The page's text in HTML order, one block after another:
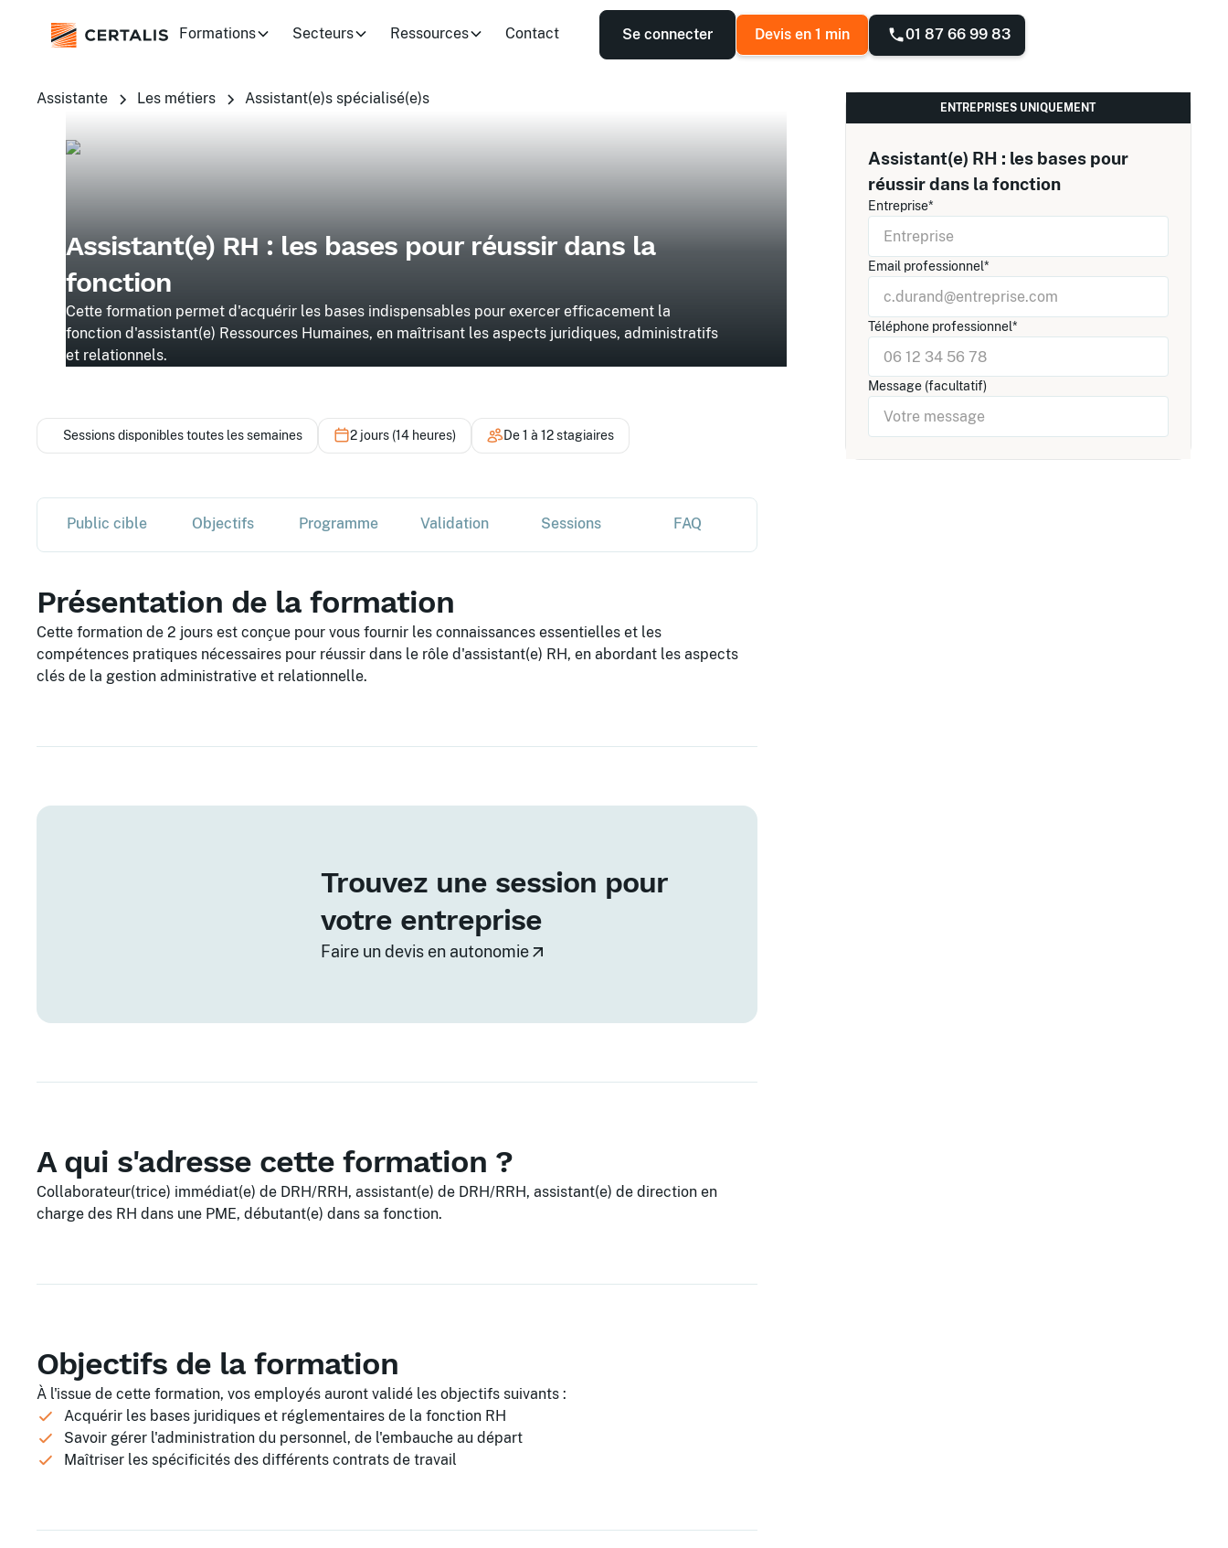
Formations Secteurs Ressources Contact Se connecter Devis en 1 min 01 87 66 99 83
Assistante Les métiers Assistant(e)s spécialisé(e)s
Assistant(e) RH : les bases pour réussir dans la
fonction
Cette formation permet d'acquérir les bases indispensables pour exercer efficacement la
fonction d'assistant(e) Ressources Humaines, en maîtrisant les aspects juridiques, administratifs
et relationnels.
Sessions disponibles toutes les semaines 2 jours (14 heures) De 1 à 12 stagiaires
Public cible Objectifs Programme Validation Sessions FAQ
Présentation de la formation
Cette formation de 2 jours est conçue pour vous fournir les connaissances essentielles et les
compétences pratiques nécessaires pour réussir dans le rôle d'assistant(e) RH, en abordant les aspects
clés de la gestion administrative et relationnelle.
Trouvez une session pour
votre entreprise
Faire un devis en autonomie
A qui s'adresse cette formation ?
Collaborateur(trice) immédiat(e) de DRH/RRH, assistant(e) de DRH/RRH, assistant(e) de direction en
charge des RH dans une PME, débutant(e) dans sa fonction.
Objectifs de la formation
À l'issue de cette formation, vos employés auront validé les objectifs suivants :
Acquérir les bases juridiques et réglementaires de la fonction RH
Savoir gérer l'administration du personnel, de l'embauche au départ
Maîtriser les spécificités des différents contrats de travail
ENTREPRISES UNIQUEMENT
Assistant(e) RH : les bases pour
réussir dans la fonction
Entreprise*
Email professionnel*
Téléphone professionnel*
Message (facultatif)